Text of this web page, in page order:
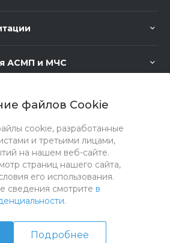
файлов Cookie
cookie, разработанные
и третьими лицами,
на нашем веб-сайте.
страниц нашего сайта,
его использования.
сведения смотрите в
.
Подробнее
АСМП и МЧС